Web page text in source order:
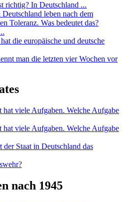
richtig? In Deutschland ...
leben nach dem
Toleranz. Was bedeutet das?
die europäische und deutsche
man die letzten vier Wochen vor
hat viele Aufgaben. Welche Aufgabe
hat viele Aufgaben. Welche Aufgabe
Staat in Deutschland das
nach 1945